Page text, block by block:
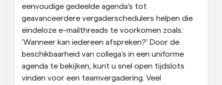
eenvoudige gedeelde agenda's tot
geavanceerdere vergaderschedulers helpen die
eindeloze e-mailthreads te voorkomen zoals:
'Wanneer kan iedereen afspreken?' Door de
beschikbaarheid van collega's in een uniforme
agenda te bekijken, kunt u snel open tijdslots
vinden voor een teamvergadering. Veel